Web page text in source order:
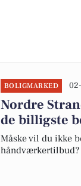
BOLIGMARKED
Nordre
de billigste
Måske vil du ikke